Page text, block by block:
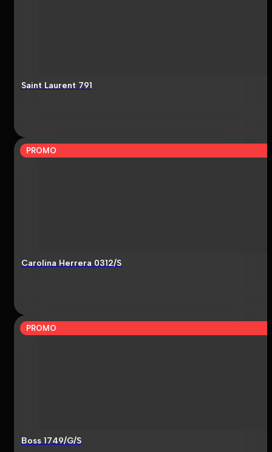
Saint Laurent 791
PROMO
Carolina Herrera 0312/S
PROMO
Boss 1749/G/S